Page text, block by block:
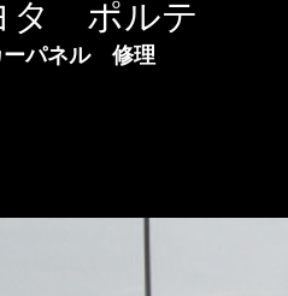
タ ポルテ
ーパネル　修理